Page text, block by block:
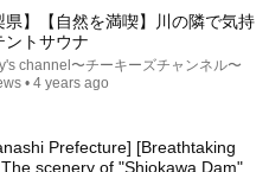
That Disgust Japanese
Now
県】【自然を満喫】川の隣で気持
ントサウナ
channel〜チーキーズチャンネル〜
• 4 years ago
Prefecture] [Breathtaking
scenery of "Shiokawa Dam"